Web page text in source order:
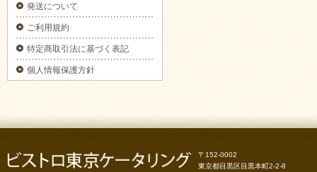
ブルスケッタカナッペサンドオードブル 【要
カナッペ＆クロスティーニをご注文いただき
ました。
ピンチョスプレートをご注文いただきまし
た。
発送について
ご利用規約
特定商取引法に基づく表記
個人情報保護方針
〒152-0002
東京都目黒区目黒本町2-2-8